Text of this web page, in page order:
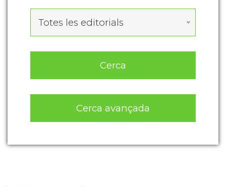
Totes les editorials
Cerca
Cerca avançada